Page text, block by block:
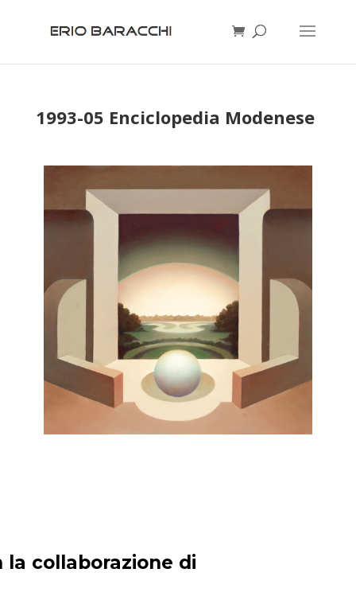
1993-05 Enciclopedia Modenese
la collaborazione di